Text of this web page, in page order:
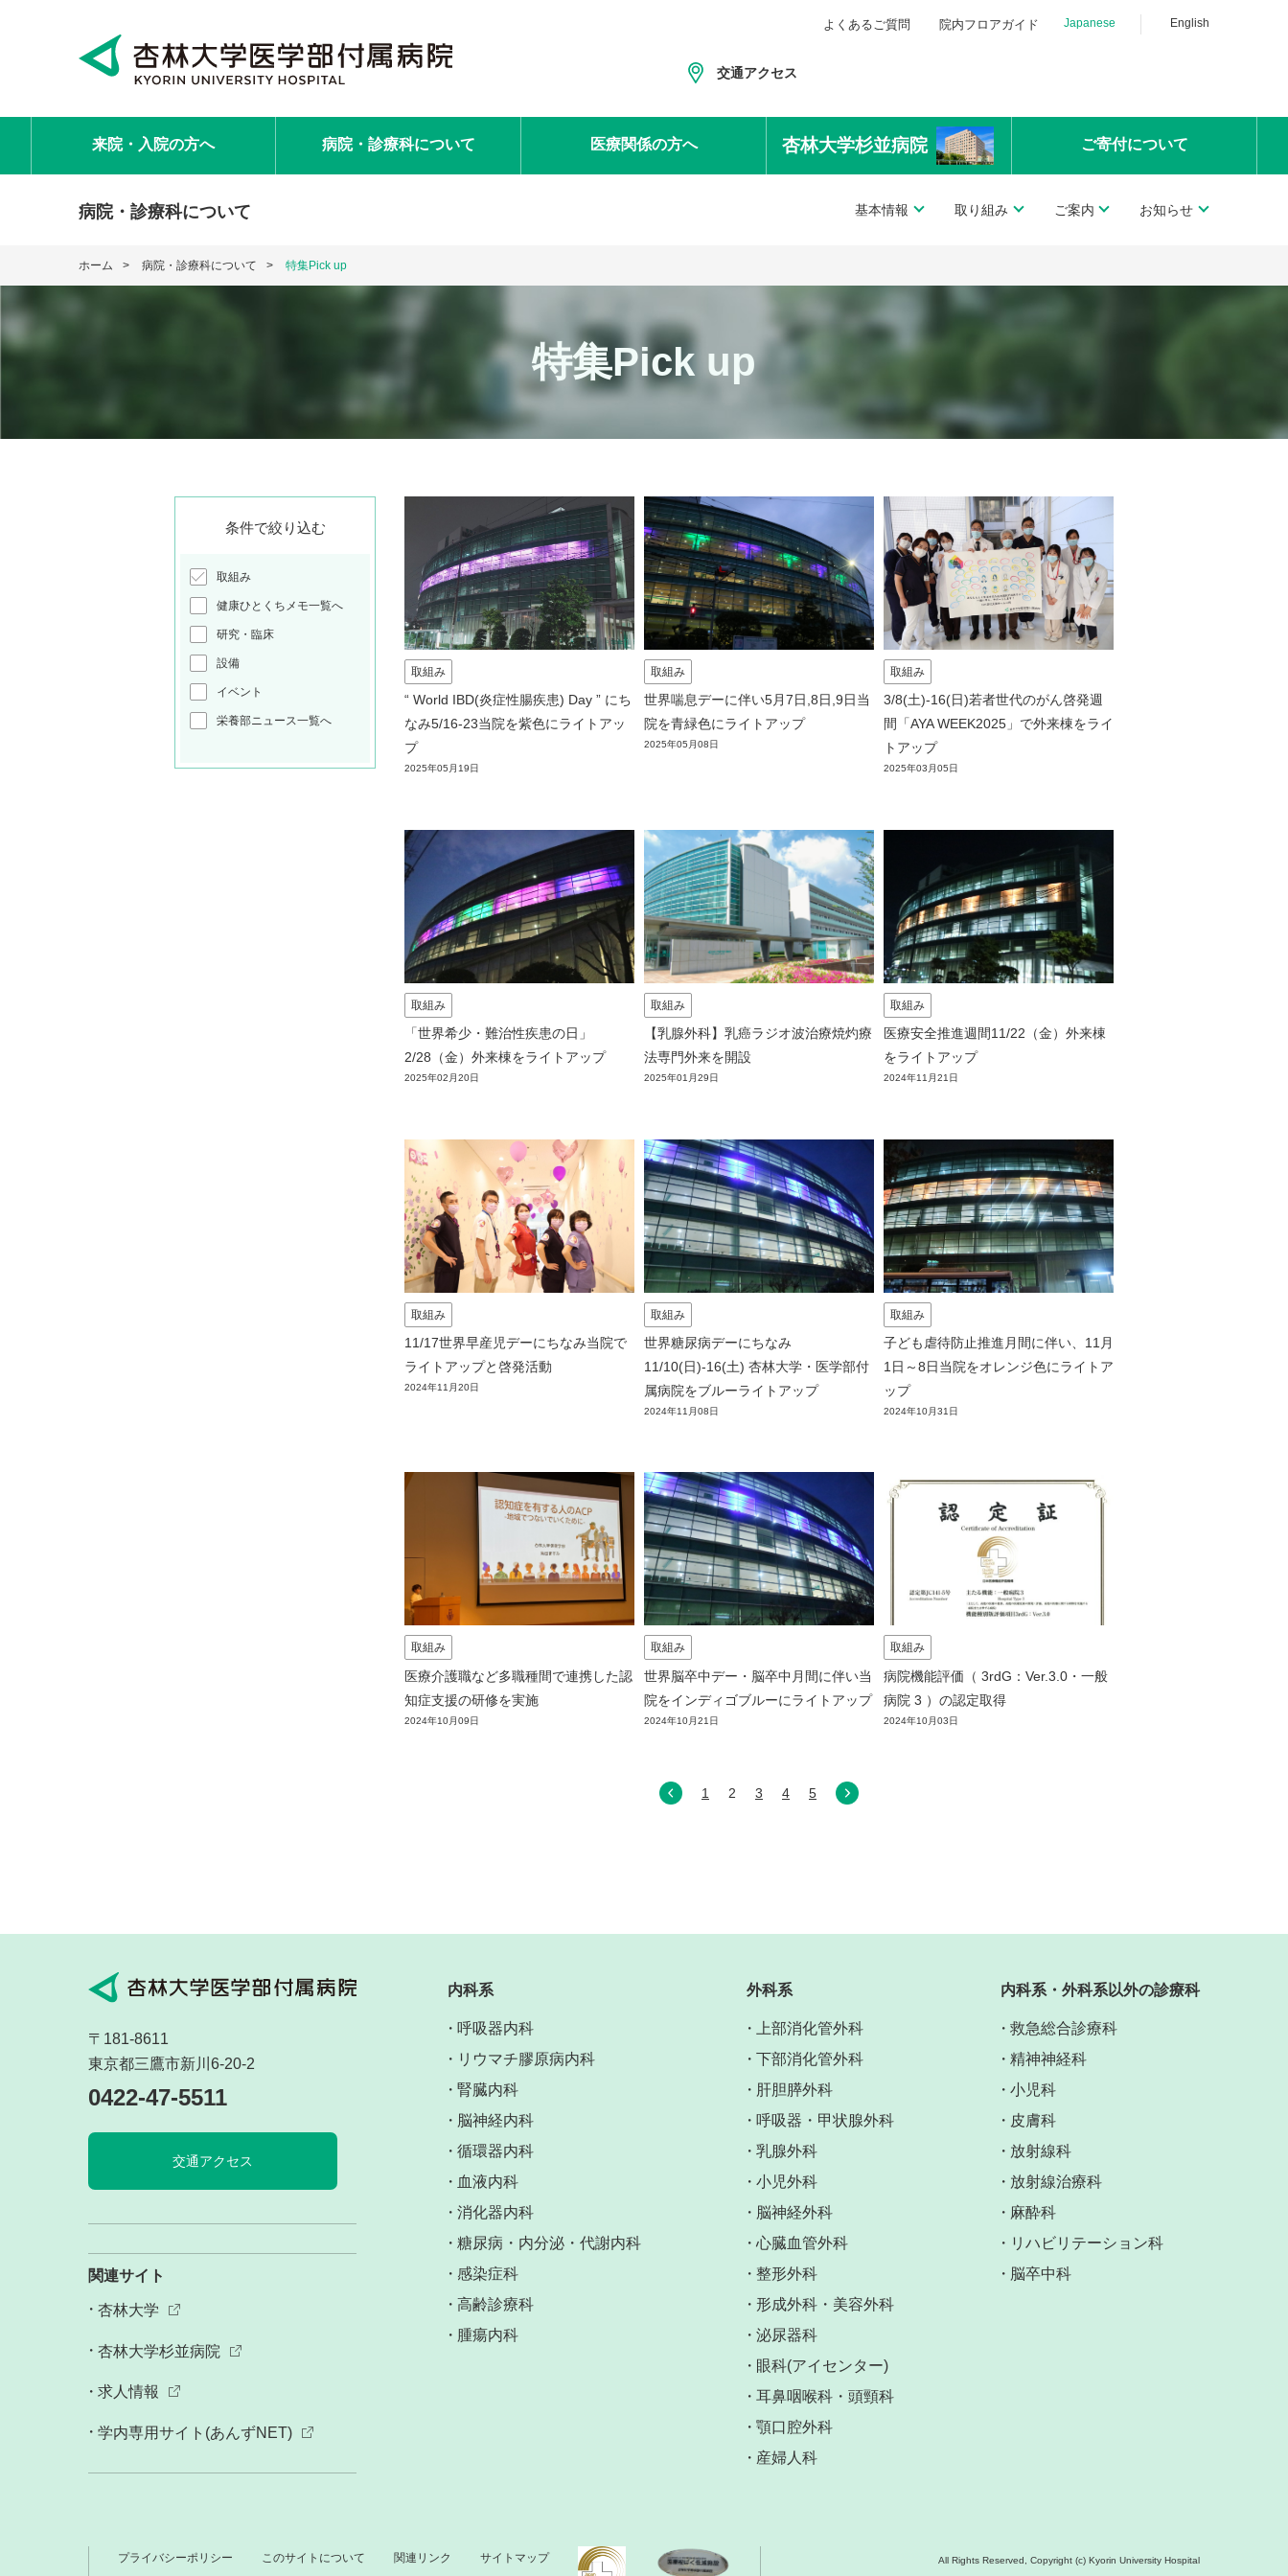
よくあるご質問 院内フロアガイド Japanese English
交通アクセス
来院・入院の方へ 病院・診療科について 医療関係の方へ 杏林大学杉並病院 ご寄付について
病院・診療科について 基本情報 取り組み ご案内 お知らせ
ホーム 病院・診療科について 特集Pick up
特集Pick up
条件で絞り込む
取組み
健康ひとくちメモ一覧へ
研究・臨床
設備
イベント
栄養部ニュース一覧へ
取組み
“ World IBD(炎症性腸疾患) Day ” にち
なみ5/16-23当院を紫色にライトアッ
プ
2025年05月19日
取組み
世界喘息デーに伴い5月7日,8日,9日当
院を青緑色にライトアップ
2025年05月08日
取組み
3/8(土)-16(日)若者世代のがん啓発週
間「AYA WEEK2025」で外来棟をライ
トアップ
2025年03月05日
取組み
「世界希少・難治性疾患の日」
2/28（金）外来棟をライトアップ
2025年02月20日
取組み
【乳腺外科】乳癌ラジオ波治療焼灼療
法専門外来を開設
2025年01月29日
取組み
医療安全推進週間11/22（金）外来棟
をライトアップ
2024年11月21日
取組み
11/17世界早産児デーにちなみ当院で
ライトアップと啓発活動
2024年11月20日
取組み
世界糖尿病デーにちなみ
11/10(日)-16(土) 杏林大学・医学部付
属病院をブルーライトアップ
2024年11月08日
取組み
子ども虐待防止推進月間に伴い、11月
1日～8日当院をオレンジ色にライトア
ップ
2024年10月31日
取組み
医療介護職など多職種間で連携した認
知症支援の研修を実施
2024年10月09日
取組み
世界脳卒中デー・脳卒中月間に伴い当
院をインディゴブルーにライトアップ
2024年10月21日
取組み
病院機能評価（ 3rdG：Ver.3.0・一般
病院 3 ）の認定取得
2024年10月03日
1 2 3 4 5
〒181-8611
東京都三鷹市新川6-20-2
0422-47-5511
交通アクセス
関連サイト
杏林大学
杏林大学杉並病院
求人情報
学内専用サイト(あんずNET)
内科系
呼吸器内科
リウマチ膠原病内科
腎臓内科
脳神経内科
循環器内科
血液内科
消化器内科
糖尿病・内分泌・代謝内科
感染症科
高齢診療科
腫瘍内科
外科系
上部消化管外科
下部消化管外科
肝胆膵外科
呼吸器・甲状腺外科
乳腺外科
小児外科
脳神経外科
心臓血管外科
整形外科
形成外科・美容外科
泌尿器科
眼科(アイセンター)
耳鼻咽喉科・頭頸科
顎口腔外科
産婦人科
内科系・外科系以外の診療科
救急総合診療科
精神神経科
小児科
皮膚科
放射線科
放射線治療科
麻酔科
リハビリテーション科
脳卒中科
プライバシーポリシー このサイトについて 関連リンク サイトマップ All Rights Reserved, Copyright (c) Kyorin University Hospital